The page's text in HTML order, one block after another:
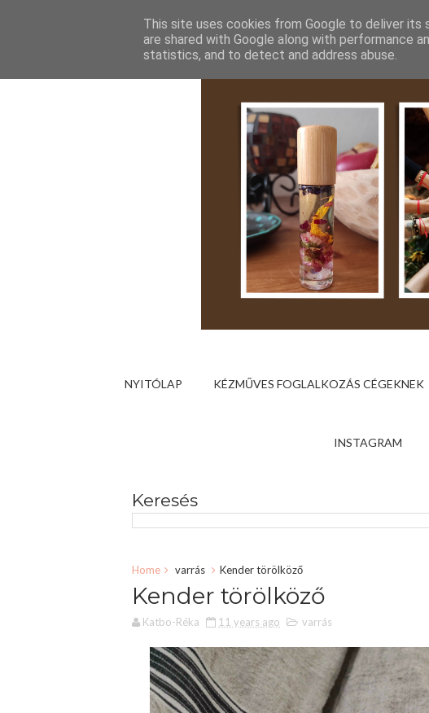
NYITÓLAP KÉZMŰVES FOGLALKOZÁS CÉGEKNEK
INSTAGRAM
Keresés
Home varrás Kender törölköző
Kender törölköző
Katbo-Réka 11 years ago varrás
This site uses cookies from Google to deliver its
are shared with Google along with performance
statistics, and to detect and address abuse.